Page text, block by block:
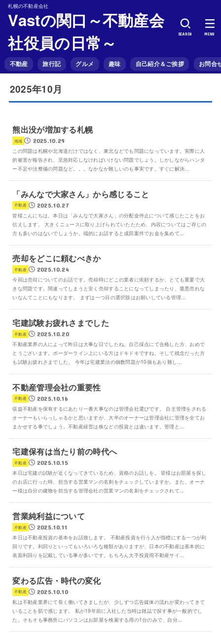
札幌の不動産会社
Vastの関口～不動産会
社役員の日常～
不動産 旅行記 グルメ 趣味 自己紹介＆ご挨拶 お問合
SEARCH MENU
2025年10月
熊出没が増加する札幌
地域
2025.10.29
この問題は札幌や北海道だけではなく、東北などでも問題になっています。実際に人
的被害が報告され、至急対応しなければいけない問題でしょう。しかしながらハンタ
ー不足や法整備の問題など。。。なかなか難しいのも事実です。すぐに解決...
「みんなで大家さん」から感じること
不動産
2025.10.27
皆様こんにちは。本日は「みんなで大家さん」の分配金停止について感じたことをお
伝えします。 大きくニュースに取り上げられていたたため、内容についてはご存じの
方も多いのはないでしょうか。端的にお話すると成田案件でお金を集めて...
売却をどこに頼むべきか
不動産
2025.10.24
今回は売却についてのお話です。売却時にどこの業者に依頼するか、とても重要で大
きな問題です。間違ってしまうと安く売却することになってしまったり、最悪売れな
いなんてことにもなります。 まずは一つ目の選択肢はお願いしている管理...
宅建試験お疲れさまでした
不動産
2025.10.20
不動産業界の人によって昨日は大事な日でしたね。自己採点にて合格した方、おめで
とうございます。ボーダーライン上にいる方はドキドキですね。そして残念だった方
も試験お疲れさまでした。 今年は宅建業法の個数問題が10個もあり難し...
不動産管理会社の重要性
不動産
2025.10.16
収益不動産を保有するにあたり一番大事なのは管理会社選びです。 自主管理をされる
オーナーもいらっしゃるかと思いますが、大半のオーナーは管理会社に管理を全てお
まかせする事でしょう。不動産経営は株などの投資とは違います。管理と...
宅建保有は当たり前の時代へ
不動産
2025.10.15
本日は宅建の試験が近くなってきているため、資格のお話しを。 皆様はお部屋を探し
のお店に行った時、担当する営業マンの名刺をチェックしていますか。また、オーナ
ー様は自分の建物を担当する管理会社の営業マンの名刺をチェックされて...
営業純利益について
不動産
2025.10.11
本日は不動産投資の基本をお話致します。 不動産投資を行う人が指標にする一つが利
回りです。利回りといってもいろいろな種類がありますが、日本の不動産は基本的に
表面利回りを記載している事が多いです。もちろん大手投資用不動産サイ...
変わる広告・時代の変化
不動産
2025.10.10
私は不動産業界にて長く働いてきましたが、少しずつ広告媒体の流れが変わってきて
いることを肌で感じます。 私が19年前に入社した当時は雑誌で探す事が一般的でし
た。そもそも事務所にパソコンはお部屋を検索する用の1台のみで、自分...